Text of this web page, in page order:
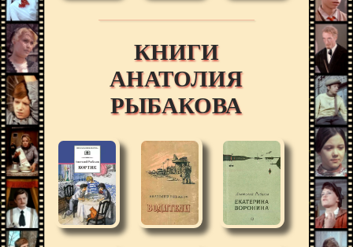
КНИГИ
АНАТОЛИЯ
РЫБАКОВА